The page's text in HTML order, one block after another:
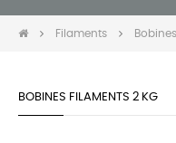
Filaments
BOBINES FILAMENTS 2 KG